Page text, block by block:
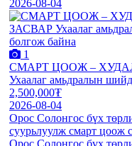
2026-08-04
1
СМАРТ ЦООЖ –
Ухаалаг амьдралын
2,500,000₮
2026-08-04
Орос Солонгос бүх
суурьлуулж смарт цоож
Орос Солонгос бүх